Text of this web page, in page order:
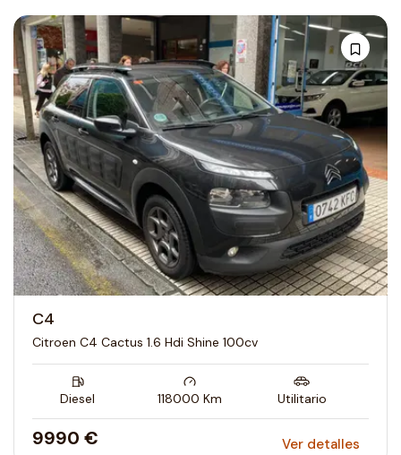
C4
Citroen C4 Cactus 1.6 Hdi Shine 100cv
Diesel 118000 Km Utilitario
9990 € Ver detalles